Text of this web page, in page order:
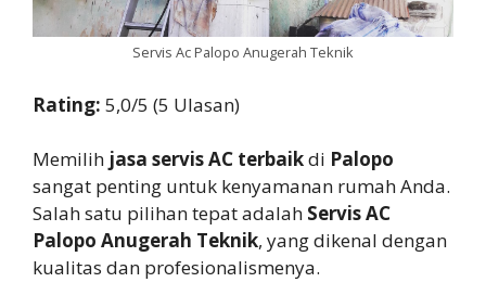
Servis Ac Palopo Anugerah Teknik
Rating: 5,0/5 (5 Ulasan)
Memilih jasa servis AC terbaikdi Palopo
sangat penting untuk kenyamanan rumah Anda.
Salah satu pilihan tepat adalah Servis AC
Palopo Anugerah Teknik, yang dikenal dengan
kualitas dan profesionalismenya.